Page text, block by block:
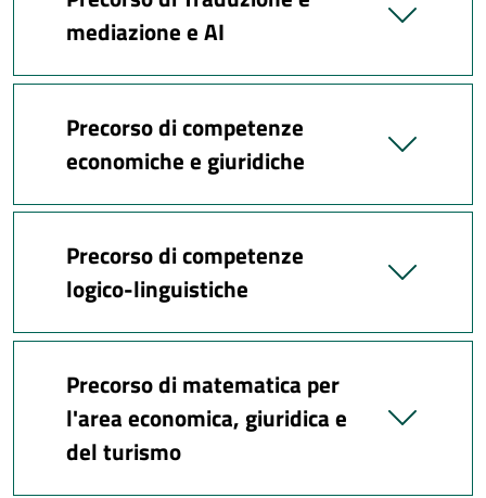
mediazione e AI
Precorso di competenze
economiche e giuridiche
Precorso di competenze
logico-linguistiche
Precorso di matematica per
l'area economica, giuridica e
del turismo